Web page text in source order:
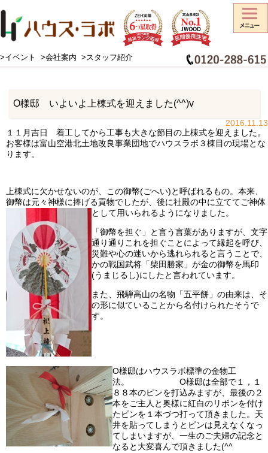
>イベント >会社案内 >スタッフ紹介
HOME > 工事日記> お知らせ > O様邸 いよいよ上棟式を迎えました(^^)v
O様邸 いよいよ上棟式を迎えました(^^)v
2016.11.13
１１月吉日 着工してから工事も大きな節目の上棟式を迎えました。
お客様は富山空港北土地改良事業団地でハウスラボ３棟目の現場とな
ります。
上棟式に欠かせないのが、この御幣(ごへい)と呼ばれるもの。本来、
御幣は元々神様に捧げる貢物でしたが、後に社殿の中に立ててご神体
として用いられるようになりました。
「御幣を担ぐ」と言う言葉がありますが、文字
通り通りこれを担ぐことによって縁起を呼び、
災難や心の迷いから逃れられると言うことで、
かの戦国武将「柴田勝家」が金の御幣を馬印
(うまじるし)にしたと言われています。
また、飛騨高山の名物「五平餅」の由来は、そ
の形に似ていることから名付けられたそうで
す。
O様邸はハウスラボ標準の金物工
法。 O様邸は全部で１，１
８８本のピンを打込みますが、最後の２
本をご主人と奥様に紅白のリボンを付け
たピンを１本づつ打って頂きました。天
井を貼ってしまうとピンは見えなくなっ
てしまいますが、一生のご夫婦の記念と
なると大変喜んで頂きました(^^ゞ